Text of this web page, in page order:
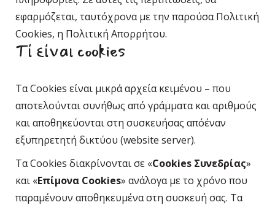
εφαρμόζεται, ταυτόχρονα με την παρούσα Πολιτική
Cookies, η Πολιτική Απορρήτου.
Tί είναι cookies
Τα Cookies είναι μικρά αρχεία κειμένου – που
αποτελούνται συνήθως από γράμματα και αριθμούς
και αποθηκεύονται στη συσκευήσας απόέναν
εξυπηρετητή δικτύου (website server).
Τα Cookies διακρίνονται σε «Cookies Συνεδρίας»
και «Επίμονα Cookies» ανάλογα με το χρόνο που
παραμένουν αποθηκευμένα στη συσκευή σας. Τα